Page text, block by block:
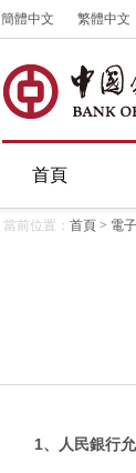
簡體中文 繁體中文
首頁
當前位置： 首頁 > 電
1、人民銀行